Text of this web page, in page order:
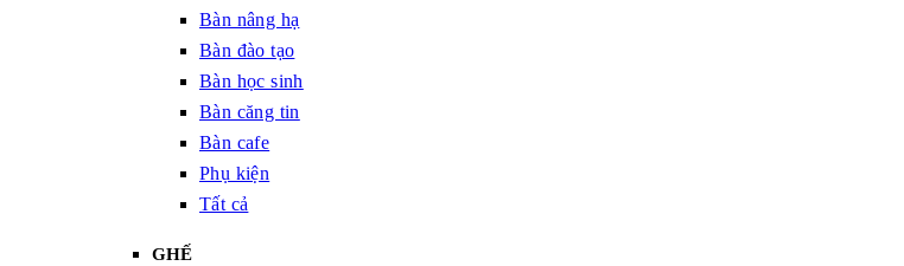
Bàn nâng hạ
Bàn đào tạo
Bàn học sinh
Bàn căng tin
Bàn cafe
Phụ kiện
Tất cả
GHẾ